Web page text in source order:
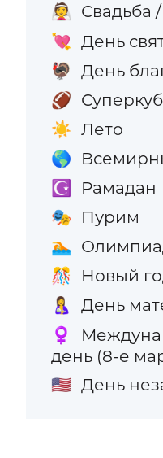
👰 Свадьба
💘 День
🦃 День
🏈
☀️ Лето
🌎
☪️ Рамадан
🎭 Пурим
🏊
🎊 Новый
🤱 День
♀️
день (8-е
🇺🇸 День